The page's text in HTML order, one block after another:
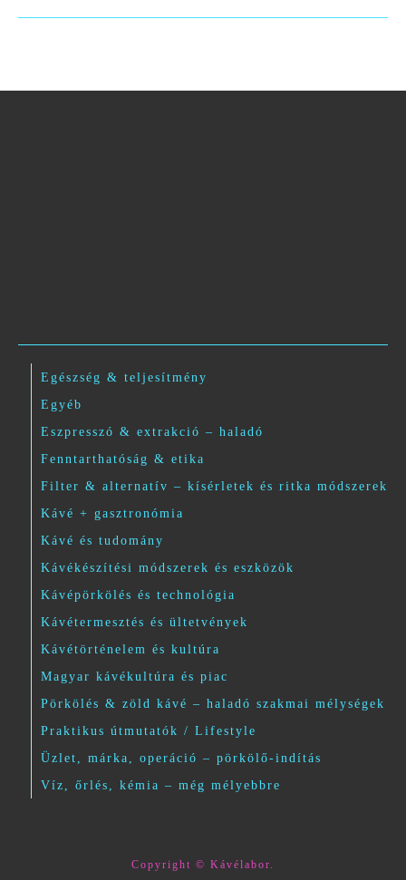
Egészség & teljesítmény
Egyéb
Eszpresszó & extrakció – haladó
Fenntarthatóság & etika
Filter & alternatív – kísérletek és ritka módszerek
Kávé + gasztronómia
Kávé és tudomány
Kávékészítési módszerek és eszközök
Kávépörkölés és technológia
Kávétermesztés és ültetvények
Kávétörténelem és kultúra
Magyar kávékultúra és piac
Pörkölés & zöld kávé – haladó szakmai mélységek
Praktikus útmutatók / Lifestyle
Üzlet, márka, operáció – pörkölő-indítás
Víz, őrlés, kémia – még mélyebbre
Copyright © Kávélabor.